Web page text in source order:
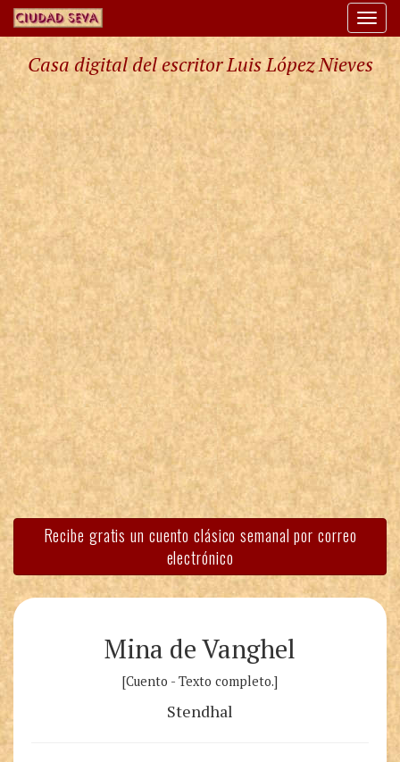
Casa digital del escritor Luis López Nieves
Recibe gratis un cuento clásico semanal por correo
electrónico
Mina de Vanghel
[Cuento - Texto completo.]
Stendhal